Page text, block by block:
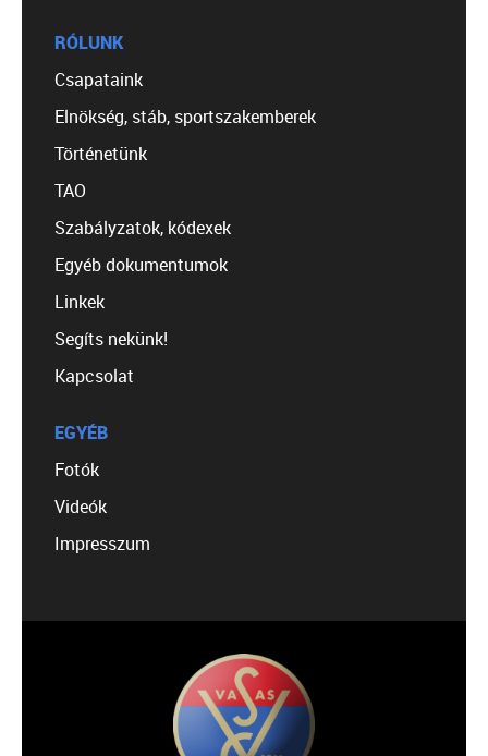
RÓLUNK
Csapataink
Elnökség, stáb, sportszakemberek
Történetünk
TAO
Szabályzatok, kódexek
Egyéb dokumentumok
Linkek
Segíts nekünk!
Kapcsolat
EGYÉB
Fotók
Videók
Impresszum